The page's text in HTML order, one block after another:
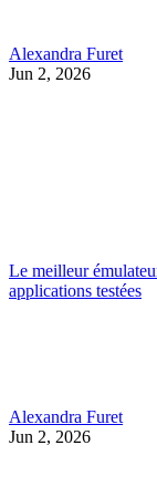
Alexandra Furet
Jun 2, 2026
Le meilleur
applications testées
Alexandra Furet
Jun 2, 2026